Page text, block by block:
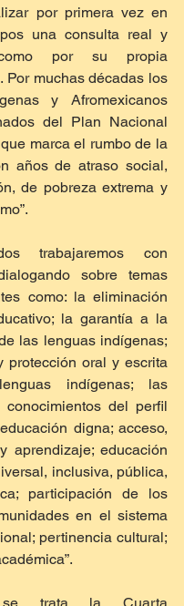
por primera vez en
una consulta real y
como por su propia
Por muchas décadas los
y Afromexicanos
del Plan Nacional
marca el rumbo de la
años de atraso social,
de pobreza extrema y
trabajaremos con
sobre temas
como: la eliminación
la garantía a la
las lenguas indígenas;
protección oral y escrita
indígenas; las
del perfil
digna; acceso,
aprendizaje; educación
inclusiva, pública,
participación de los
en el sistema
pertinencia cultural;